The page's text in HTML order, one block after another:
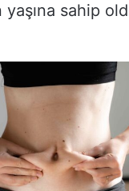
yaşına sahip